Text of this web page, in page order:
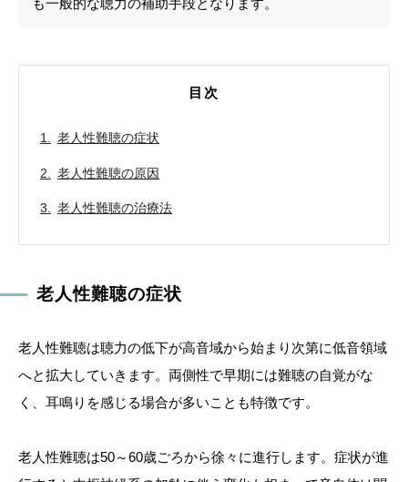
も一般的な聴力の補助手段となります。
目次
老人性難聴の症状
老人性難聴の原因
老人性難聴の治療法
老人性難聴の症状
老人性難聴は聴力の低下が高音域から始まり次第に低音領域
へと拡大していきます。両側性で早期には難聴の自覚がな
く、耳鳴りを感じる場合が多いことも特徴です。
老人性難聴は50～60歳ごろから徐々に進行します。症状が進